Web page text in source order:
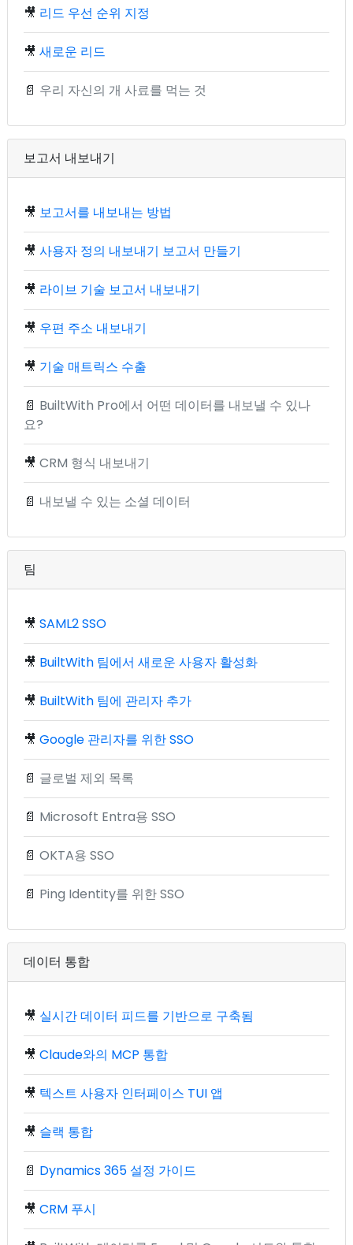
🎥 리드 우선 순위 지정
🎥 새로운 리드
📄 우리 자신의 개 사료를 먹는 것
보고서 내보내기
🎥 보고서를 내보내는 방법
🎥 사용자 정의 내보내기 보고서 만들기
🎥 라이브 기술 보고서 내보내기
🎥 우편 주소 내보내기
🎥 기술 매트릭스 수출
📄 BuiltWith Pro에서 어떤 데이터를 내보낼 수 있나
요?
🎥 CRM 형식 내보내기
📄 내보낼 수 있는 소셜 데이터
팀
🎥 SAML2 SSO
🎥 BuiltWith 팀에서 새로운 사용자 활성화
🎥 BuiltWith 팀에 관리자 추가
🎥 Google 관리자를 위한 SSO
📄 글로벌 제외 목록
📄 Microsoft Entra용 SSO
📄 OKTA용 SSO
📄 Ping Identity를 위한 SSO
데이터 통합
🎥 실시간 데이터 피드를 기반으로 구축됨
🎥 Claude와의 MCP 통합
🎥 텍스트 사용자 인터페이스 TUI 앱
🎥 슬랙 통합
📄 Dynamics 365 설정 가이드
🎥 CRM 푸시